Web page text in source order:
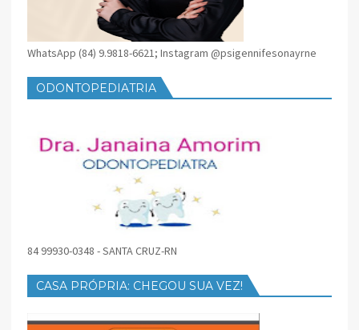
WhatsApp (84) 9.9818-6621; Instagram @psigennifesonayrne
ODONTOPEDIATRIA
84 99930-0348 - SANTA CRUZ-RN
CASA PRÓPRIA: CHEGOU SUA VEZ!